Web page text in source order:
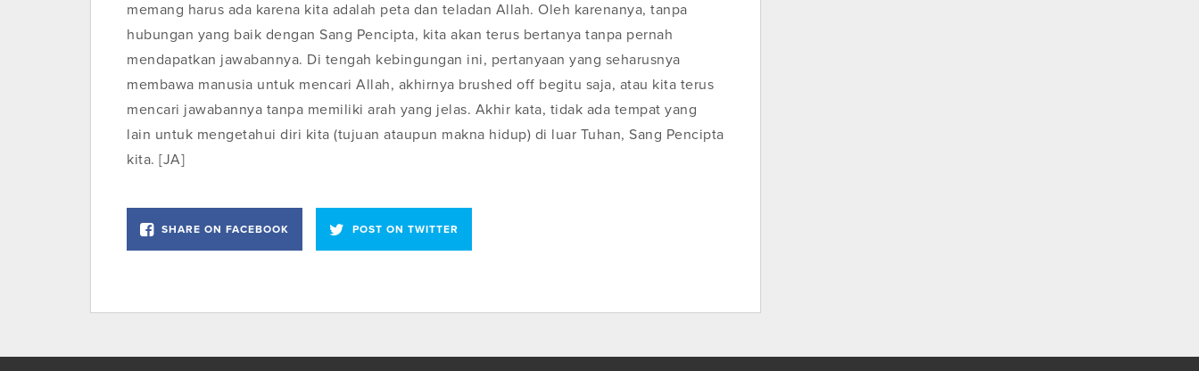
memang harus ada karena kita adalah peta dan teladan Allah. Oleh karenanya, tanpa
hubungan yang baik dengan Sang Pencipta, kita akan terus bertanya tanpa pernah
mendapatkan jawabannya. Di tengah kebingungan ini, pertanyaan yang seharusnya
membawa manusia untuk mencari Allah, akhirnya brushed off begitu saja, atau kita terus
mencari jawabannya tanpa memiliki arah yang jelas. Akhir kata, tidak ada tempat yang
lain untuk mengetahui diri kita (tujuan ataupun makna hidup) di luar Tuhan, Sang Pencipta
kita. [JA]
SHARE ON FACEBOOK POST ON TWITTER